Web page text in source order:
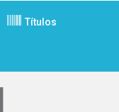
Títulos